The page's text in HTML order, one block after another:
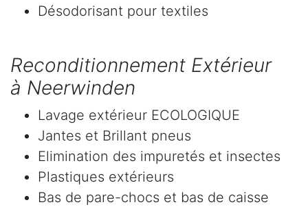
Désodorisant pour textiles
Reconditionnement Extérieur
à Neerwinden
Lavage extérieur ECOLOGIQUE
Jantes et Brillant pneus
Elimination des impuretés et insectes
Plastiques extérieurs
Bas de pare-chocs et bas de caisse